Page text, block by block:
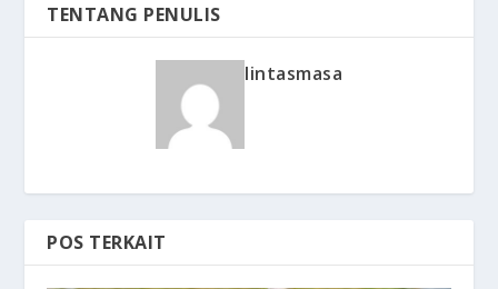
TENTANG PENULIS
lintasmasa
POS TERKAIT